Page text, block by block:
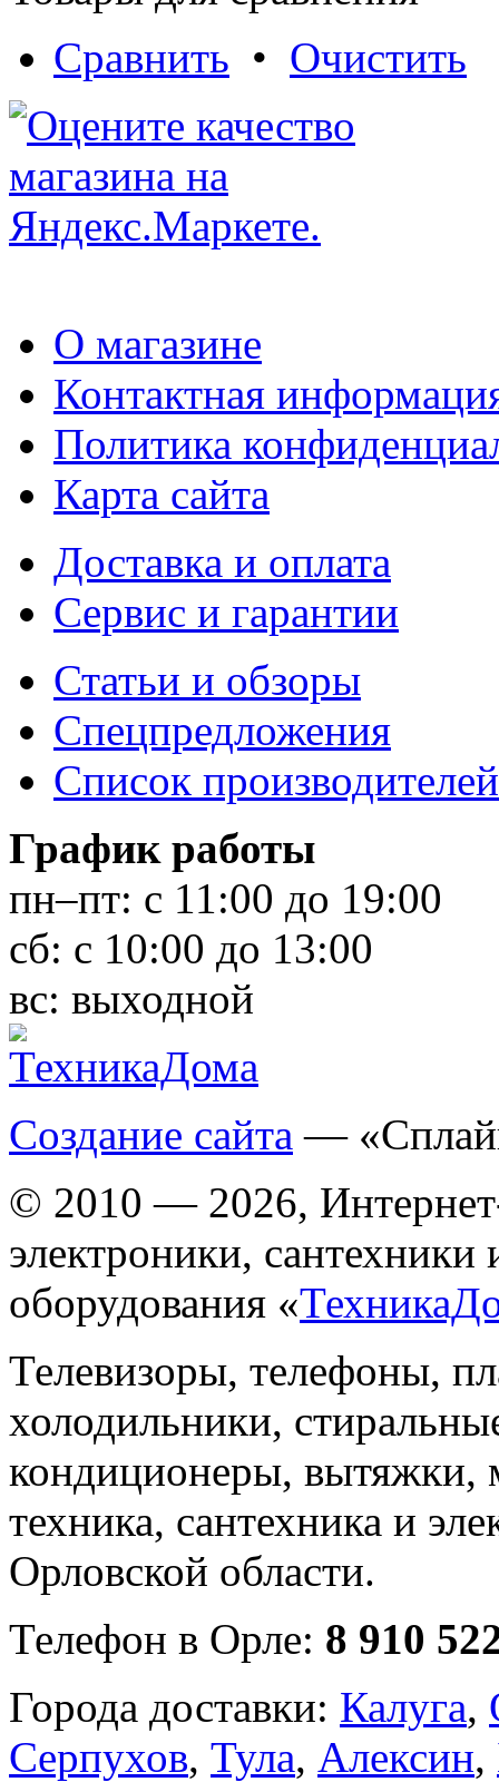
Сравнить • Очистить
О магазине
Контактная
Политика
Карта сайта
Доставка и оплата
Сервис и гарантии
Статьи и обзоры
Спецпредложения
Список производителей
График работы
пн–пт: с 11:00 до 19:00
сб: с 10:00 до 13:00
вс: выходной
Создание сайта —
© 2010 — 2026,
электроники, сантехники
оборудования «
Телевизоры, телефоны,
холодильники,
кондиционеры, вытяжки,
техника, сантехника и
Орловской области.
Телефон в Орле: 8 910
Города доставки: Калуга,
Серпухов, Тула, Алексин,